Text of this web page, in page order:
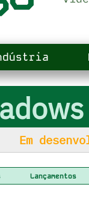
Em
Lançamentos